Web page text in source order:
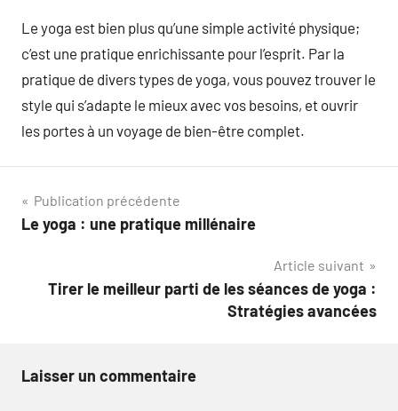
Le yoga est bien plus qu’une simple activité physique;
c’est une pratique enrichissante pour l’esprit. Par la
pratique de divers types de yoga, vous pouvez trouver le
style qui s’adapte le mieux avec vos besoins, et ouvrir
les portes à un voyage de bien-être complet.
Navigation
de
Publication précédente
Le yoga : une pratique millénaire
Article suivant
Tirer le meilleur parti de les séances de yoga :
Stratégies avancées
Laisser un commentaire